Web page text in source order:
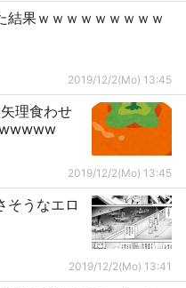
結果ｗｗｗｗｗｗｗｗｗ
2019/12/2(Mo) 13:45
理食わせ
2019/12/2(Mo) 13:45
そうなエロ
2019/12/2(Mo) 13:41